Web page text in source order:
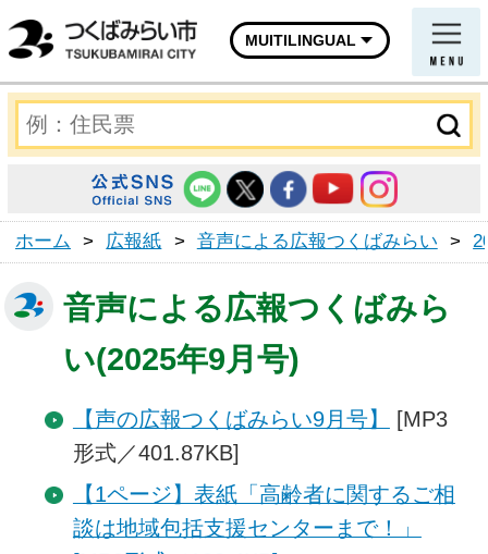
MUITILINGUAL
ホーム > 広報紙 > 音声による広報つくばみらい >
音声による広報つくばみら
い(2025年9月号)
【声の広報つくばみらい9月号】
[MP3
形式／401.87KB]
【1ページ】表紙「高齢者に関するご相
談は地域包括支援センターまで！」